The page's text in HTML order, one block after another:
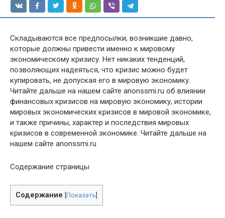
Складываются все предпосылки, возникшие давно,
которые должны привести именно к мировому
экономическому кризису. Нет никаких тенденций,
позволяющих надеяться, что кризис можно будет
купировать, не допуская его в мировую экономику.
Читайте дальше на нашем сайте anonssmi.ru об влиянии
финансовых кризисов на мировую экономику, истории
мировых экономических кризисов в мировой экономике,
и также причины, характер и последствия мировых
кризисов в современной экономике. Читайте дальше на
нашем сайте anonssmi.ru
Содержание страницы
Содержание Показать